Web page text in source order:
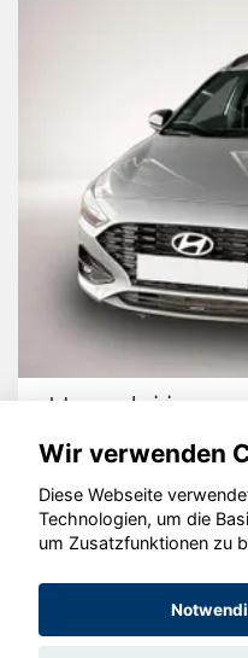
Hyundai i30
©
Wir verwenden
Diese Webseite
Technologien, um die
um Zusatzfunktionen zu